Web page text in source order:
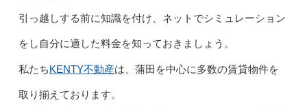
引っ越しする前に知識を付け、ネットでシミュレーション
をし自分に適した料金を知っておきましょう。
私たちKENTY不動産は、蒲田を中心に多数の賃貸物件を
取り揃えております。